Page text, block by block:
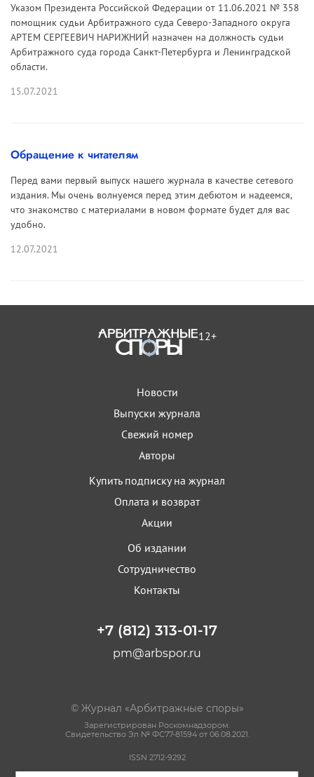
Указом Президента Российской Федерации от 11.06.2021 № 358
помощник судьи Арбитражного суда Северо-Западного округа
АРТЕМ СЕРГЕЕВИЧ НАРИЖНИЙ назначен на должность судьи
Арбитражного суда города Санкт-Петербурга и Ленинградской
области.
15.07.2021
Обращение к читателям
Перед вами первый выпуск нашего журнала в качестве сетевого
издания. Мы очень волнуемся перед этим дебютом и надеемся,
что знакомство с материалами в новом формате будет для вас
удобно.
12.07.2021
12+
Новости
Выпуски журнала
Свежий номер
Авторы
Купить подписку на журнал
Оплата и возврат
Акции
Об издании
Сотрудничество
Контакты
+7 (812) 313-01-17
pm@arbspor.ru
© Журнал «Арбитражные споры»
Зарегистрирован Роскомнадзором.
Свидетельство Эл № ФС77-81594 от 06.08.2021.
ISSN 2712-9292